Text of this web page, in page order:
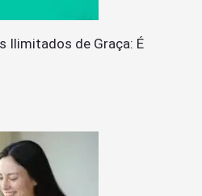
Ilimitados de Graça: É